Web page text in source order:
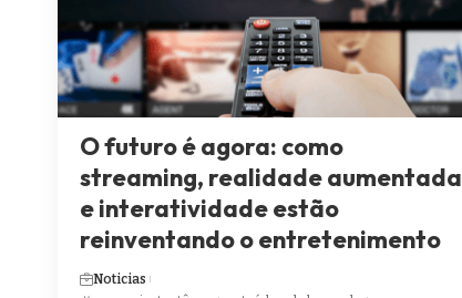
O futuro é agora: como
streaming, realidade aumentada
e interatividade estão
reinventando o entretenimento
Noticias